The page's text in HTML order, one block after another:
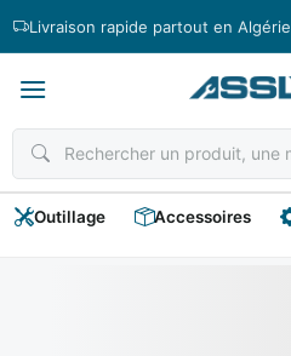
Livraison rapide partout en Algérie
Outillage Accessoires